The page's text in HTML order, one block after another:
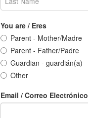
You are / Eres
Parent - Mother/Madre
Parent - Father/Padre
Guardian - guardián(a)
Other
Email / Correo Electrónico